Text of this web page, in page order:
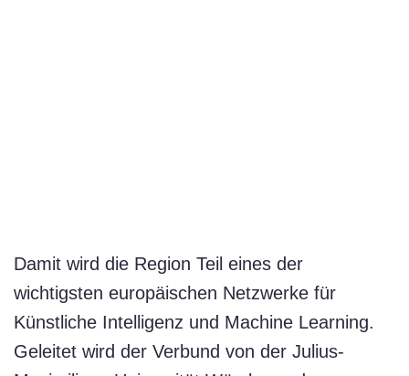
Damit wird die Region Teil eines der
wichtigsten europäischen Netzwerke für
Künstliche Intelligenz und Machine Learning.
Geleitet wird der Verbund von der Julius-